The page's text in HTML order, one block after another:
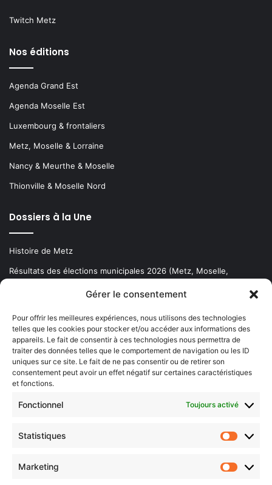
Gérer le consentement
Pour offrir les meilleures expériences, nous utilisons des technologies
telles que les cookies pour stocker et/ou accéder aux informations des
appareils. Le fait de consentir à ces technologies nous permettra de
traiter des données telles que le comportement de navigation ou les ID
uniques sur ce site. Le fait de ne pas consentir ou de retirer son
consentement peut avoir un effet négatif sur certaines caractéristiques
et fonctions.
Fonctionnel Toujours activé
Statistiques
Marketing
Twitch Metz
Nos éditions
Agenda Grand Est
Agenda Moselle Est
Luxembourg & frontaliers
Metz, Moselle & Lorraine
Nancy & Meurthe & Moselle
Thionville & Moselle Nord
Dossiers à la Une
Histoire de Metz
Résultats des élections municipales 2026 (Metz, Moselle,
Newsletter gratuite
Choisissez : matin, soir ou hebdo ?
votre